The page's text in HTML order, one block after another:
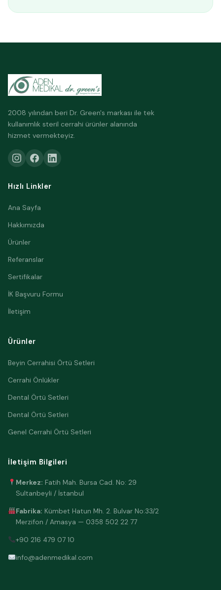
2008 yılından beri Dr. Green's markası ile tek
kullanımlık steril cerrahi ürünler alanında
hizmet vermekteyiz.
Hızlı Linkler
Ana Sayfa
Hakkımızda
Ürünler
Referanslar
Sertifikalar
İK Başvuru Formu
İletişim
Ürünler
Beyin Cerrahisi Örtü Setleri
Cerrahi Önlükler
Dental Örtü Setleri
Dental Örtü Setleri
Genel Cerrahi Örtü Setleri
İletişim Bilgileri
Merkez: Fatih Mah. Bursa Cad. No: 29
Sultanbeyli / İstanbul
Fabrika: Kümbet Hatun Mh. 2. Bulvar No:33/2
Merzifon / Amasya — 0358 502 22 77
+90 216 479 07 10
info@adenmedikal.com